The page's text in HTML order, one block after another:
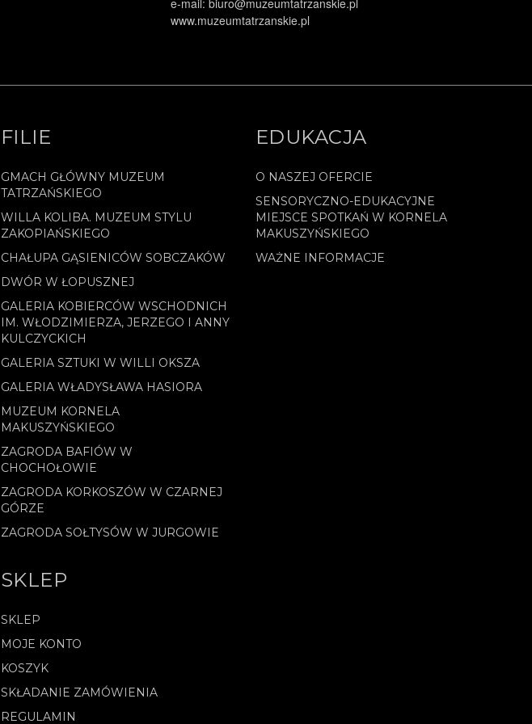
e-mail: biuro@muzeumtatrzanskie.pl
www.muzeumtatrzanskie.pl
FILIE
GMACH GŁÓWNY MUZEUM
TATRZAŃSKIEGO
WILLA KOLIBA. MUZEUM STYLU
ZAKOPIAŃSKIEGO
CHAŁUPA GĄSIENICÓW SOBCZAKÓW
DWÓR W ŁOPUSZNEJ
GALERIA KOBIERCÓW WSCHODNICH
IM. WŁODZIMIERZA, JERZEGO I ANNY
KULCZYCKICH
GALERIA SZTUKI W WILLI OKSZA
GALERIA WŁADYSŁAWA HASIORA
MUZEUM KORNELA
MAKUSZYŃSKIEGO
ZAGRODA BAFIÓW W
CHOCHOŁOWIE
ZAGRODA KORKOSZÓW W CZARNEJ
GÓRZE
ZAGRODA SOŁTYSÓW W JURGOWIE
EDUKACJA
O NASZEJ OFERCIE
SENSORYCZNO-EDUKACYJNE
MIEJSCE SPOTKAŃ W KORNELA
MAKUSZYŃSKIEGO
WAŻNE INFORMACJE
SKLEP
SKLEP
MOJE KONTO
KOSZYK
SKŁADANIE ZAMÓWIENIA
REGULAMIN